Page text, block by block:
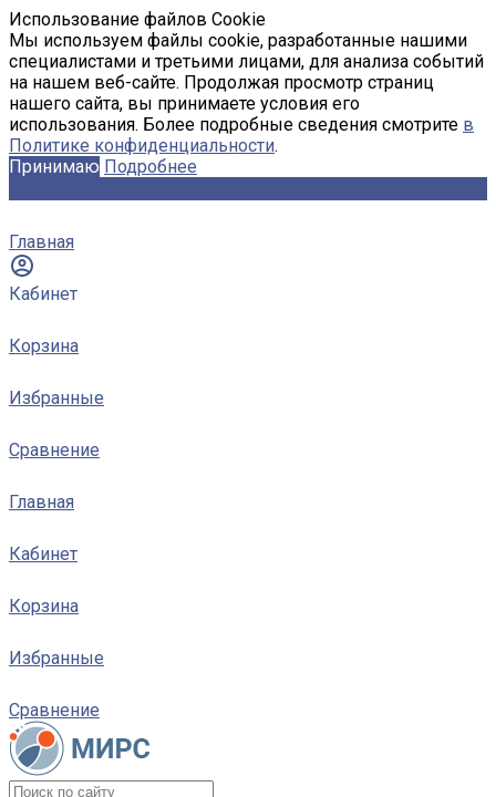
Использование файлов Cookie
Мы используем файлы cookie, разработанные нашими
специалистами и третьими лицами, для анализа событий
на нашем веб-сайте. Продолжая просмотр страниц
нашего сайта, вы принимаете условия его
использования. Более подробные сведения смотрите в
Политике конфиденциальности.
Принимаю Подробнее
Главная
Кабинет
Корзина
Избранные
Сравнение
Главная
Кабинет
Корзина
Избранные
Сравнение